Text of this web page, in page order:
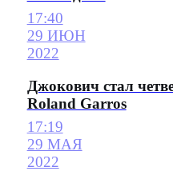
17:40
29 ИЮН
2022
Джокович стал
Roland Garros
17:19
29 МАЯ
2022